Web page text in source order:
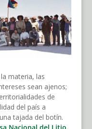
materia, las
sean ajenos;
de
del país a
tajada del botín.